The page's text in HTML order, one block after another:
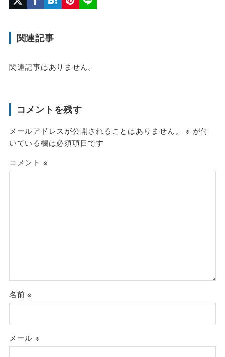
関連記事
関連記事はありません。
コメントを残す
メールアドレスが公開されることはありません。 ※ が付
いている欄は必須項目です
コメント ※
名前※
メール ※